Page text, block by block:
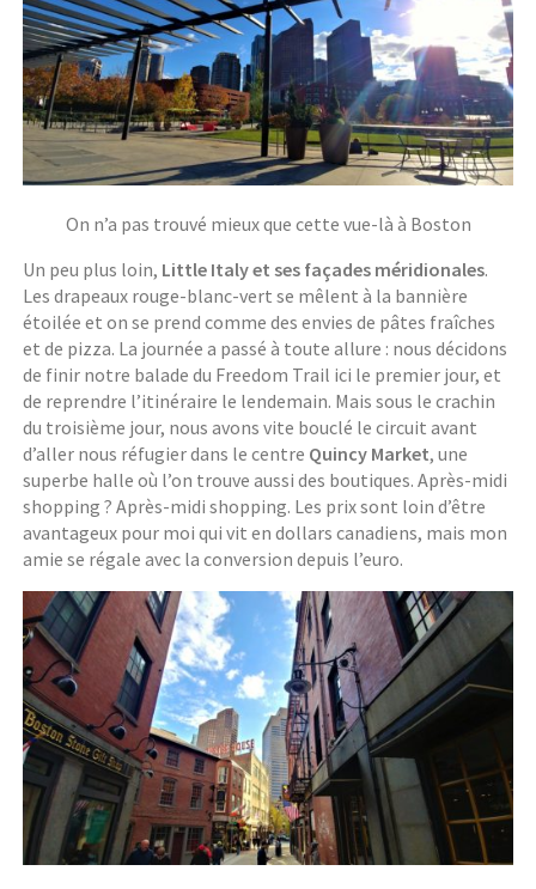
On n’a pas trouvé mieux que cette vue-là à Boston
Un peu plus loin, Little Italy et ses façades méridionales.
Les drapeaux rouge-blanc-vert se mêlent à la bannière
étoilée et on se prend comme des envies de pâtes fraîches
et de pizza. La journée a passé à toute allure : nous décidons
de finir notre balade du Freedom Trail ici le premier jour, et
de reprendre l’itinéraire le lendemain. Mais sous le crachin
du troisième jour, nous avons vite bouclé le circuit avant
d’aller nous réfugier dans le centre Quincy Market, une
superbe halle où l’on trouve aussi des boutiques. Après-midi
shopping ? Après-midi shopping. Les prix sont loin d’être
avantageux pour moi qui vit en dollars canadiens, mais mon
amie se régale avec la conversion depuis l’euro.